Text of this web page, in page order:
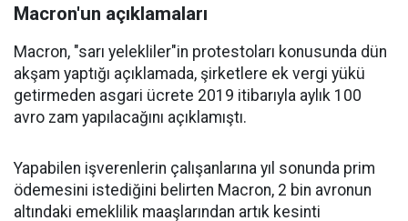
Macron'un açıklamaları
Macron, "sarı yelekliler"in protestoları konusunda dün
akşam yaptığı açıklamada, şirketlere ek vergi yükü
getirmeden asgari ücrete 2019 itibarıyla aylık 100
avro zam yapılacağını açıklamıştı.
Yapabilen işverenlerin çalışanlarına yıl sonunda prim
ödemesini istediğini belirten Macron, 2 bin avronun
altındaki emeklilik maaşlarından artık kesinti